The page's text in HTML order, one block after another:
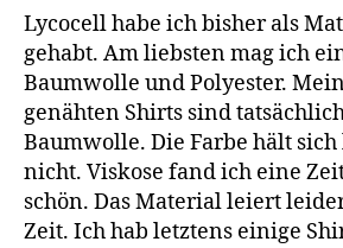
Lycocell habe ich bisher als
gehabt. Am liebsten mag ich
Baumwolle und Polyester.
genähten Shirts sind
Baumwolle. Die Farbe hält
nicht. Viskose fand ich eine
schön. Das Material leiert
Zeit. Ich hab letztens einige